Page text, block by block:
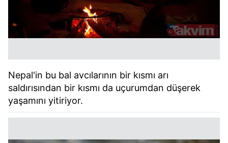
Nepal'in bu bal avcılarının bir kısmı arı
saldırısından bir kısmı da uçurumdan düşerek
yaşamını yitiriyor.